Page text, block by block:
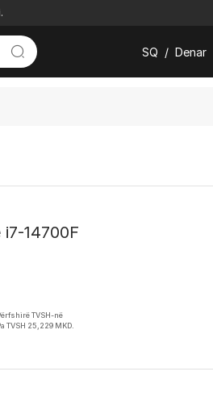
SQ / Denar
14700F
TVSH-në
TVSH 25,229 MKD.